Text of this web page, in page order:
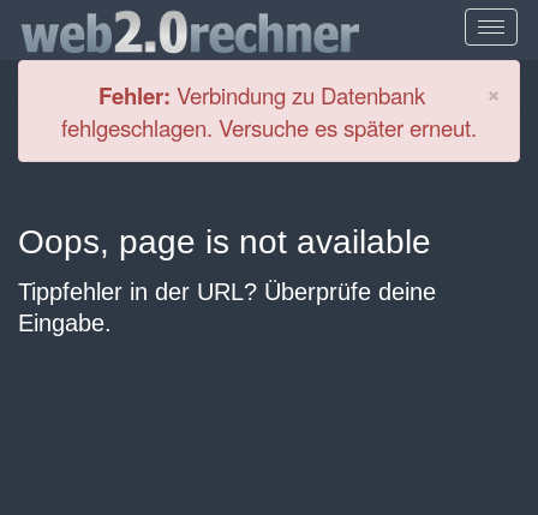
×
Fehler: Verbindung zu Datenbank
fehlgeschlagen. Versuche es später erneut.
Oops, page is not available
Tippfehler in der URL? Überprüfe deine
Eingabe.